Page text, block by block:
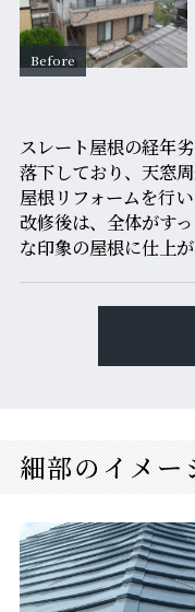
スレート屋根の経年
落下しており、天窓
屋根リフォームを行い
改修後は、全体がす
な印象の屋根に仕上が
細部のイメー